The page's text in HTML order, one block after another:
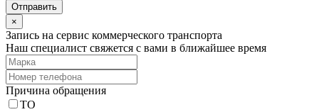
Отправить
×
Запись на сервис коммерческого транспорта
Наш специалист свяжется с вами в ближайшее время
Причина обращения
ТО